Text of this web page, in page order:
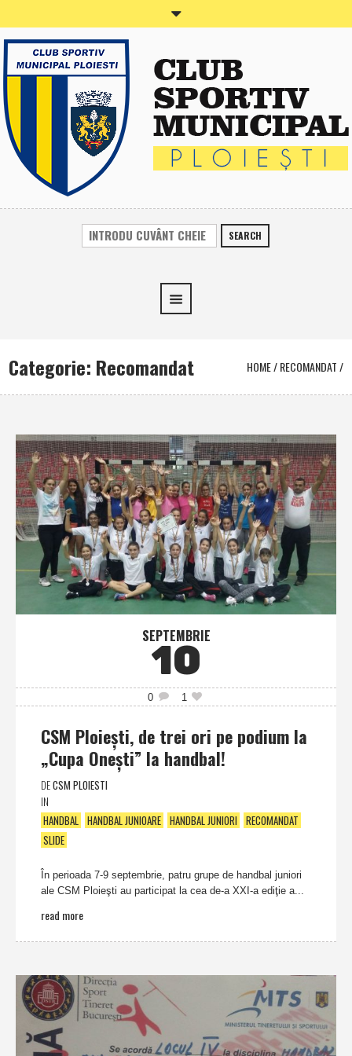
SEARCH
Categorie: Recomandat HOME/RECOMANDAT/
SEPTEMBRIE
10
0 1
CSM Ploieşti, de trei ori pe podium la
„Cupa Oneşti” la handbal!
DECSM PLOIESTI
IN
HANDBAL HANDBAL JUNIOARE HANDBAL JUNIORI RECOMANDAT
SLIDE
În perioada 7-9 septembrie, patru grupe de handbal juniori
ale CSM Ploieşti au participat la cea de-a XXI-a ediţie a...
read more